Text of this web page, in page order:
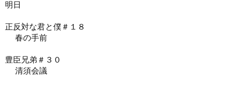
明日
正反対な君と僕＃１８
春の手前
豊臣兄弟＃３０
清須会議